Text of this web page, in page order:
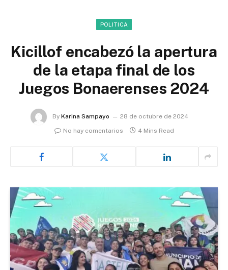
POLITICA
Kicillof encabezó la apertura
de la etapa final de los
Juegos Bonaerenses 2024
By Karina Sampayo
28 de octubre de 2024
No hay comentarios
4 Mins Read